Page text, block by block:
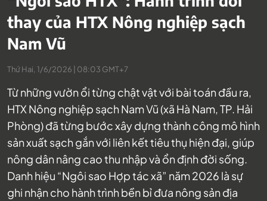
thay của HTX Nông nghiệp sạch
Nam Vũ
Thứ Hai, 1/6/2026 | 08:03 GMT+7
Từ những vườn ổi từng chật vật với bài toán đầu ra,
HTX Nông nghiệp sạch Nam Vũ (xã Hà Nam, TP. Hải
Phòng) đã từng bước xây dựng thành công mô hình
sản xuất sạch gắn với liên kết tiêu thụ hiện đại, giúp
nông dân nâng cao thu nhập và ổn định đời sống.
Danh hiệu “Ngôi sao Hợp tác xã” năm 2026 là sự
ghi nhận cho hành trình bền bỉ đưa nông sản địa